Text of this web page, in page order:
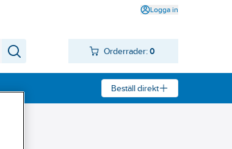
Logga in
Orderrader: 0
Beställ direkt